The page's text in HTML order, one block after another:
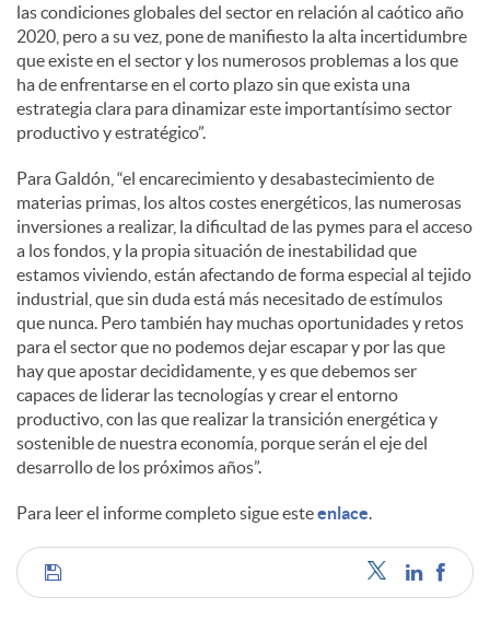
o
s
las condiciones globales del sector en relación al caótico año
2020, pero a su vez, pone de manifiesto la alta incertidumbre
que existe en el sector y los numerosos problemas a los que
ha de enfrentarse en el corto plazo sin que exista una
estrategia clara para dinamizar este importantísimo sector
productivo y estratégico”.
Para Galdón, “el encarecimiento y desabastecimiento de
materias primas, los altos costes energéticos, las numerosas
inversiones a realizar, la dificultad de las pymes para el acceso
a los fondos, y la propia situación de inestabilidad que
estamos viviendo, están afectando de forma especial al tejido
industrial, que sin duda está más necesitado de estímulos
que nunca. Pero también hay muchas oportunidades y retos
para el sector que no podemos dejar escapar y por las que
hay que apostar decididamente, y es que debemos ser
capaces de liderar las tecnologías y crear el entorno
productivo, con las que realizar la transición energética y
sostenible de nuestra economía, porque serán el eje del
desarrollo de los próximos años”.
Para leer el informe completo sigue esteenlace.
C